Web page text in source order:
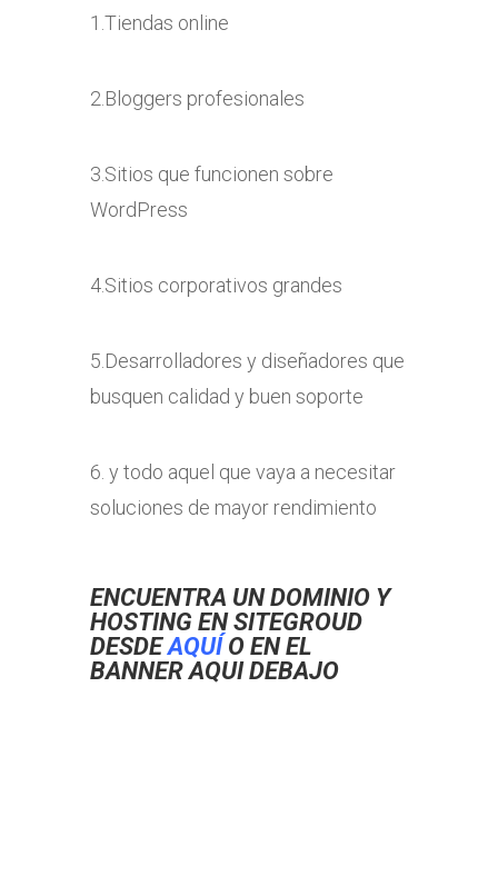
1.Tiendas online
2.Bloggers profesionales
3.Sitios que funcionen sobre
WordPress
4.Sitios corporativos grandes
5.Desarrolladores y diseñadores que
busquen calidad y buen soporte
6. y todo aquel que vaya a necesitar
soluciones de mayor rendimiento
ENCUENTRA UN DOMINIO Y
HOSTING EN SITEGROUD
DESDEAQUÍ O EN EL
BANNER AQUI DEBAJO